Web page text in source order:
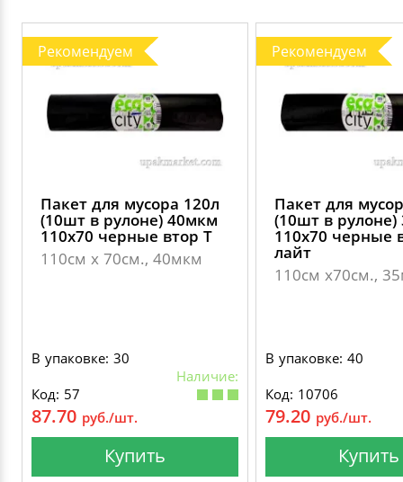
Рекомендуем
Пакет для мусора 120л
(10шт в рулоне) 40мкм
110х70 черные втор Т
110см х 70см., 40мкм
В упаковке: 30
Наличие:
Код: 57
87.70 руб./шт.
Купить
Рекомендуем
Пакет для
(10шт в
110х70 черные
лайт
110см х70см.,
В упаковке: 40
Код: 10706
79.20 руб./шт.
Купить